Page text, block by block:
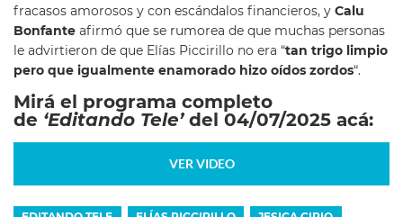
fracasos amorosos y con escándalos financieros, y Calu
Bonfante afirmó que se rumorea de que muchas personas
le advirtieron de que Elías Piccirillo no era “tan trigo limpio
pero que igualmente enamorado hizo oídos zordos“.
Mirá el programa completo
de ‘Editando Tele’del 04/07/2025 acá:
VER VIDEO